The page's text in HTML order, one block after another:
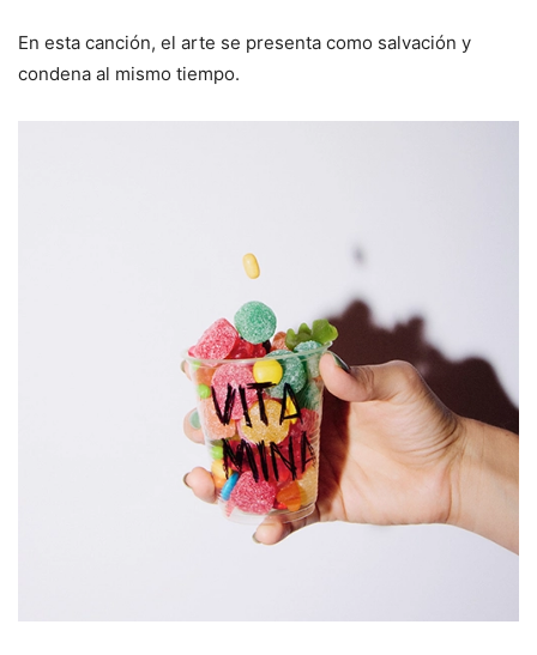
En esta canción, el arte se presenta como salvación y
condena al mismo tiempo.